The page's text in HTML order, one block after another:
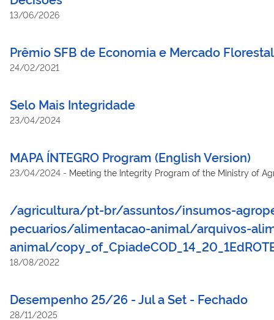
13/06/2026
Prêmio SFB de Economia e Mercado Florestal
24/02/2021
Selo Mais Integridade
23/04/2024
MAPA ÍNTEGRO Program (English Version)
23/04/2024 - Meeting the Integrity Program of the Ministry of
/agricultura/pt-br/assuntos/insumos-
pecuarios/alimentacao-animal/arquivos-
animal/
18/08/2022
Desempenho 25/26 - Jul a Set - Fechado
28/11/2025